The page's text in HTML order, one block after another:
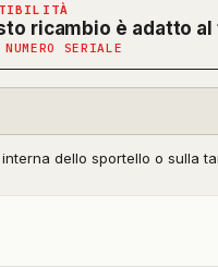
ricambio è adatto
SERIALE
dello sportello o sulla